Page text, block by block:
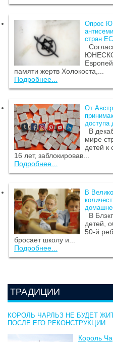
Опрос
стран ЕС
ЮНЕСКО
памяти жертв Холокоста,...
Подробнее...
От
доступа
В
мире
детей к
16 лет, заблокировав...
Подробнее...
В
В
детей,
50-й
бросает школу и...
Подробнее...
ТРАДИЦИИ
КОРОЛЬ ЧАРЛЬЗ НЕ БУДЕТ
ПОСЛЕ ЕГО РЕКОНСТРУКЦИИ
Король